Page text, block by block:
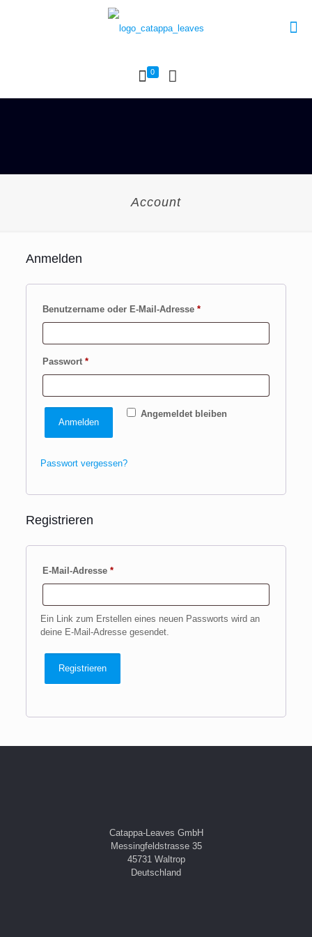
0
Account
Anmelden
Benutzername oder E-Mail-Adresse *Erforderlich
Passwort *Erforderlich
Angemeldet bleiben
Anmelden
Passwort vergessen?
Registrieren
E-Mail-Adresse *Erforderlich
Ein Link zum Erstellen eines neuen Passworts wird an
deine E-Mail-Adresse gesendet.
Registrieren
Catappa-Leaves GmbH
Messingfeldstrasse 35
45731 Waltrop
Deutschland